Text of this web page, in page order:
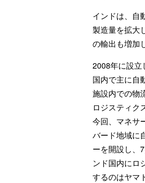
インドは、自
製造量を拡大
の輸出も増加
2008年に設立
国内で主に自
施設内での物
ロジスティク
今回、マネサ
バード地域に
ーを開設し、
ンド国内にロ
するのはヤマ